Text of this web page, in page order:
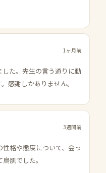
1ヶ月前
た。先生の言う通りに動
感謝しかありません。
3週間前
格や態度について、会っ
肌でした。